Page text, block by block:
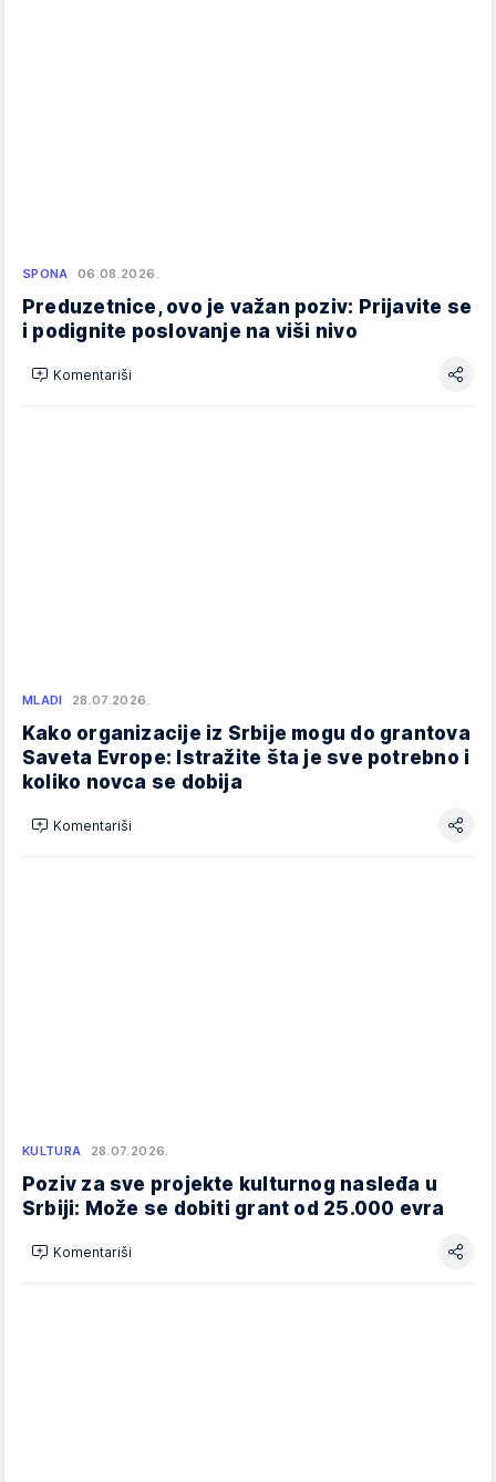
SPONA 06.08.2026.
Preduzetnice, ovo je važan poziv: Prijavite se
i podignite poslovanje na viši nivo
Komentariši
MLADI 28.07.2026.
Kako organizacije iz Srbije mogu do grantova
Saveta Evrope: Istražite šta je sve potrebno i
koliko novca se dobija
Komentariši
KULTURA 28.07.2026.
Poziv za sve projekte kulturnog nasleđa u
Srbiji: Može se dobiti grant od 25.000 evra
Komentariši